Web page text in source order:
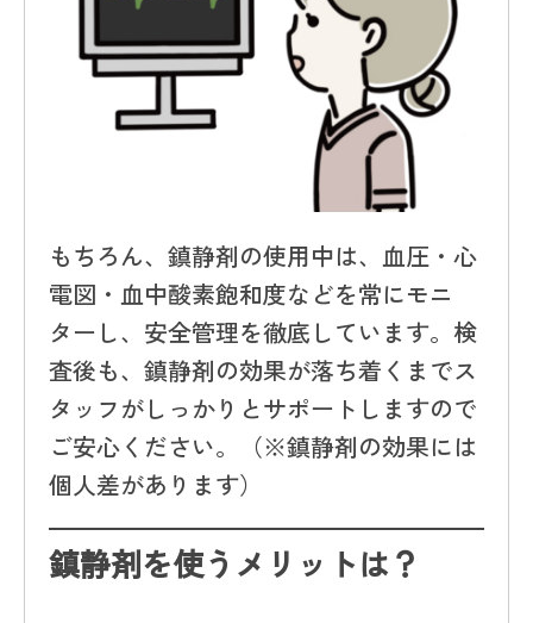
もちろん、鎮静剤の使用中は、血圧・心
電図・血中酸素飽和度などを常にモニ
ターし、安全管理を徹底しています。検
査後も、鎮静剤の効果が落ち着くまでス
タッフがしっかりとサポートしますので
ご安心ください。（※鎮静剤の効果には
個人差があります）
鎮静剤を使うメリットは？